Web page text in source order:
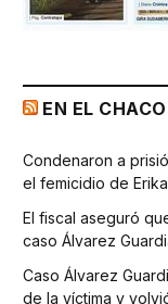
EN EL CHACO
Condenaron a
el femicidio de
El fiscal aseguró
caso Álvarez
Caso Álvarez
de la víctima y